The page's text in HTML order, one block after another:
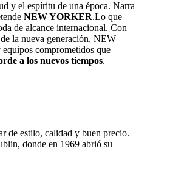
y el espíritu de una época. Narra
NEW YORKER.Lo que
de alcance internacional. Con
la nueva generación, NEW
comprometidos que
a los nuevos tiempos.
de estilo, calidad y buen precio.
donde en 1969 abrió su